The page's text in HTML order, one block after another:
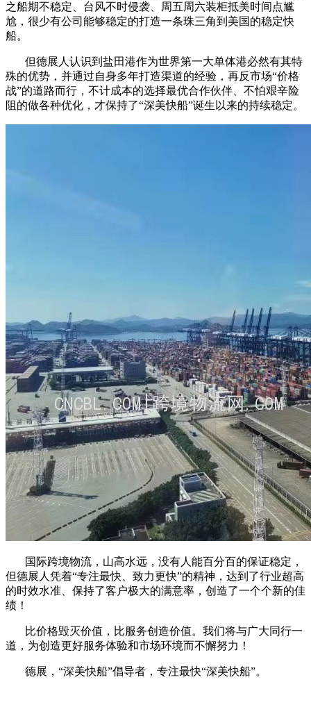
之船期不稳定、台风不时侵袭、周五周六装柜抵美时间点尴
尬，很少有公司能够稳定的打造一条珠三角到美国的稳定快
船。
但德展人认识到盐田港作为世界第一大单体港必然有其特
殊的优势，并通过自身多年打造渠道的经验，再反市场“价格
战”的道路而行，不计成本的选择最优合作伙伴、不怕艰辛险
阻的做各种优化，才保持了“深美快船”诞生以来的持续稳定。
国际跨境物流，山高水远，没有人能百分百的保证稳定，
但德展人凭着“专注最快、致力更快”的精神，达到了行业超高
的时效水准、保持了客户极大的满意率，创造了一个个新的佳
绩！
比价格毁灭价值，比服务创造价值。我们将与广大同行一
道，为创造更好服务体验和市场环境而不懈努力！
德展，“深美快船”倡导者，专注最快“深美快船”。